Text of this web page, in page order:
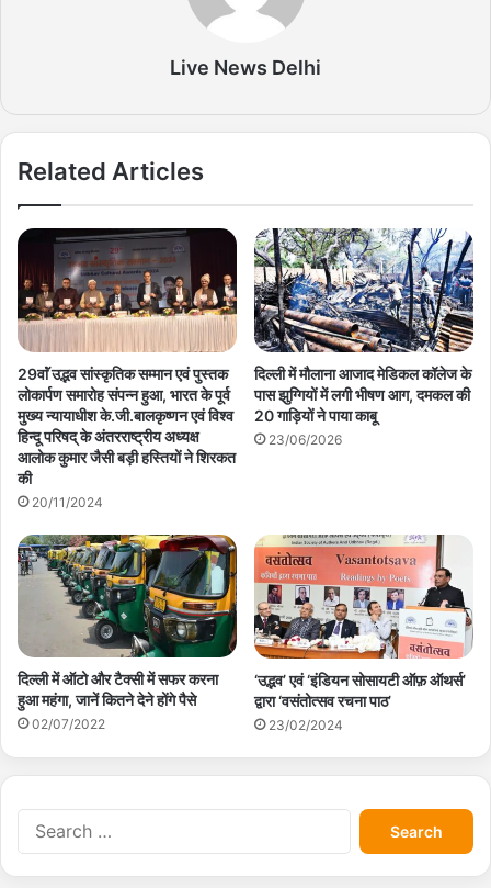
Live News Delhi
Related Articles
29वाॅं उद्भव सांस्कृतिक सम्मान एवं पुस्तक
लोकार्पण समारोह संपन्न हुआ, भारत के पूर्व
मुख्य न्यायाधीश के.जी.बालकृष्णन एवं विश्व
हिन्दू परिषद् के अंतरराष्ट्रीय अध्यक्ष
आलोक कुमार जैसी बड़ी हस्तियों ने शिरकत
की
20/11/2024
दिल्ली में मौलाना आजाद मेडिकल कॉलेज के
पास झुग्गियों में लगी भीषण आग, दमकल की
20 गाड़ियों ने पाया काबू
23/06/2026
दिल्ली में ऑटो और टैक्सी में सफर करना
हुआ महंगा, जानें कितने देने होंगे पैसे
02/07/2022
‘उद्भव’ एवं ‘इंडियन सोसायटी ऑफ़ ऑथर्स’
द्वारा ‘वसंतोत्सव रचना पाठ’
23/02/2024
S
e
a